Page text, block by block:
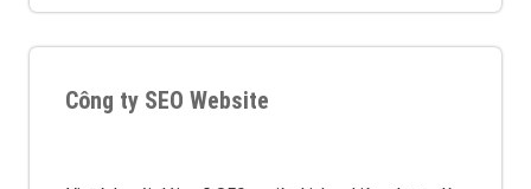
quảng cáo facebook hiện nay.